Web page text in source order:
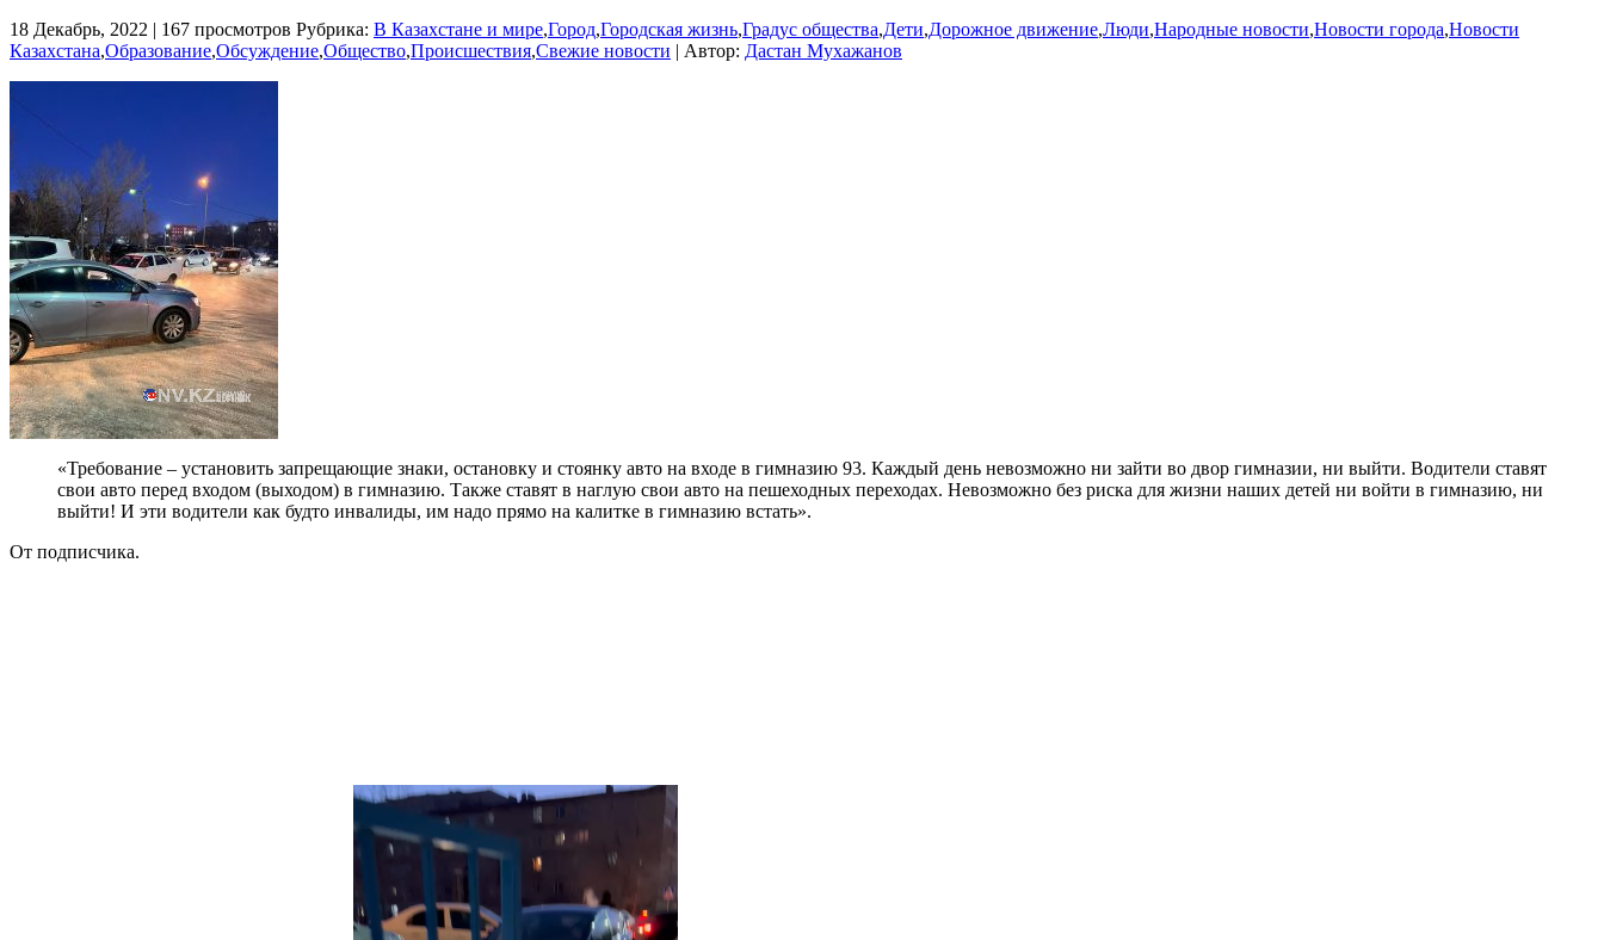
18 Декабрь, 2022 | 167 просмотров Рубрика: В Казахстане и мире,Город,Городская жизнь,Градус общества,Дети,Дорожное движение,Люди,Народные новости,Новости города,Новости
Казахстана,Образование,Обсуждение,Общество,Происшествия,Свежие новости Автор: Дастан Мухажанов
«Требование – установить запрещающие знаки, остановку и стоянку авто на входе в гимназию 93. Каждый день невозможно ни зайти во двор гимназии, ни выйти. Водители ставят
свои авто перед входом (выходом) в гимназию. Также ставят в наглую свои авто на пешеходных переходах. Невозможно без риска для жизни наших детей ни войти в гимназию, ни
выйти! И эти водители как будто инвалиды, им надо прямо на калитке в гимназию встать».
От подписчика.